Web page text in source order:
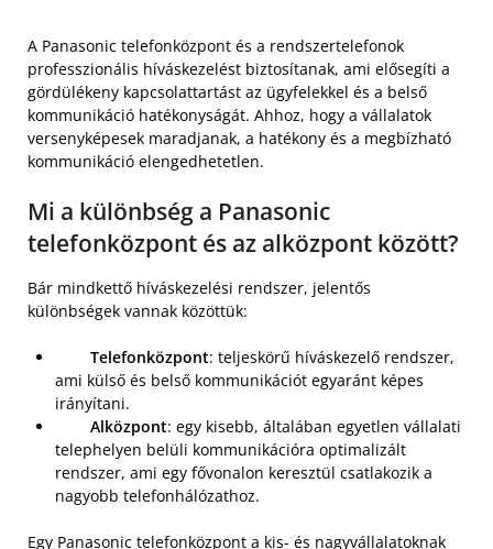
A Panasonic telefonközpont és a rendszertelefonok
professzionális híváskezelést biztosítanak, ami elősegíti a
gördülékeny kapcsolattartást az ügyfelekkel és a belső
kommunikáció hatékonyságát. Ahhoz, hogy a vállalatok
versenyképesek maradjanak, a hatékony és a megbízható
kommunikáció elengedhetetlen.
Mi a különbség a Panasonic
telefonközpont és az alközpont között?
Bár mindkettő híváskezelési rendszer, jelentős
különbségek vannak közöttük:
Telefonközpont: teljeskörű híváskezelő rendszer,
ami külső és belső kommunikációt egyaránt képes
irányítani.
Alközpont: egy kisebb, általában egyetlen vállalati
telephelyen belüli kommunikációra optimalizált
rendszer, ami egy fővonalon keresztül csatlakozik a
nagyobb telefonhálózathoz.
Egy Panasonic telefonközpont a kis- és nagyvállalatoknak